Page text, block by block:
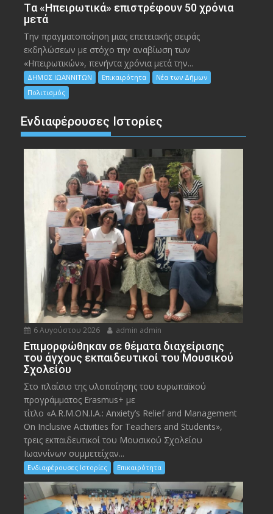
Tα «Ηπειρωτικά» επιστρέφουν 50 χρόνια
μετά
Την πραγματοποίηση μιας επετειακής σειράς
εκδηλώσεων με στόχο την αναβίωση των
«Ηπειρωτικών», πενήντα χρόνια μετά την...
ΔΗΜΟΣ ΙΩΑΝΝΙΤΩΝ Επικαιρότητα
Νέα των Δήμων
Πολιτισμός
Ενδιαφέρουσες Ιστορίες
6 Αυγούστου 2026 admin admin
Eπιμορφώθηκαν σε θέματα διαχείρισης
του άγχους εκπαιδευτικοί του Μουσικού
Σχολείου
Στο πλαίσιο της υλοποίησης του ευρωπαϊκού
προγράμματος Erasmus+ με
τίτλο «A.R.M.ON.I.A.: Anxiety’s Relief and Management
On Inclusive Activities for Teachers and Students»,
τρεις εκπαιδευτικοί του Μουσικού Σχολείου
Ιωαννίνων συμμετείχαν...
Ενδιαφέρουσες Ιστορίες Επικαιρότητα